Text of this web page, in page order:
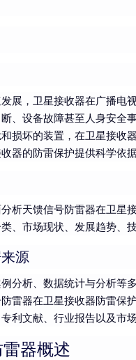
展，卫星接收器在广播电
、设备故障甚至人身安全
损坏的装置，在卫星接收
器的防雷保护提供科学依
析天馈信号防雷器在卫星
、市场现状、发展趋势、
源
分析、数据统计与分析等
雷器在卫星接收器防雷保
利文献、行业报告以及市
器概述